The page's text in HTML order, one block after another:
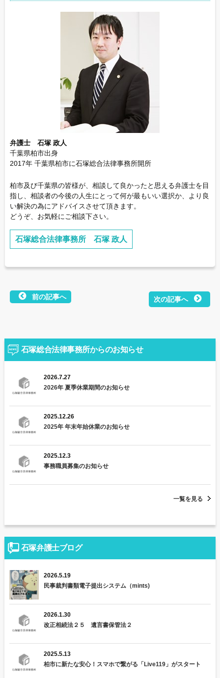
弁護士 石塚 政人
千葉県柏市出身
2017年 千葉県柏市に石塚総合法律事務所開所
柏市及び千葉県の皆様が、相談して良かったと思える弁護士を目
指し、相談者の今後の人生にとって何が最もいい選択か、より良
い解決の為にアドバイスさせて頂きます。
どうぞ、お気軽にご相談下さい。
石塚総合法律事務所 石塚 政人
投
ナ
ビ
ー
前の記事へ 次の記事へ
石塚総合法律事務所からのお知らせ
2026.7.27
2026年 夏季休業期間のお知らせ
2025.12.26
2025年 年末年始休業のお知らせ
2025.12.3
事務職員募集のお知らせ
一覧を見る
石塚弁護士ブログ
2026.5.19
民事裁判書類電子提出システム（mints)
2026.1.30
改正相続法２５ 遺言書保管法２
2025.5.13
柏市に新たな安心！スマホで繋がる「Live119」がスタート